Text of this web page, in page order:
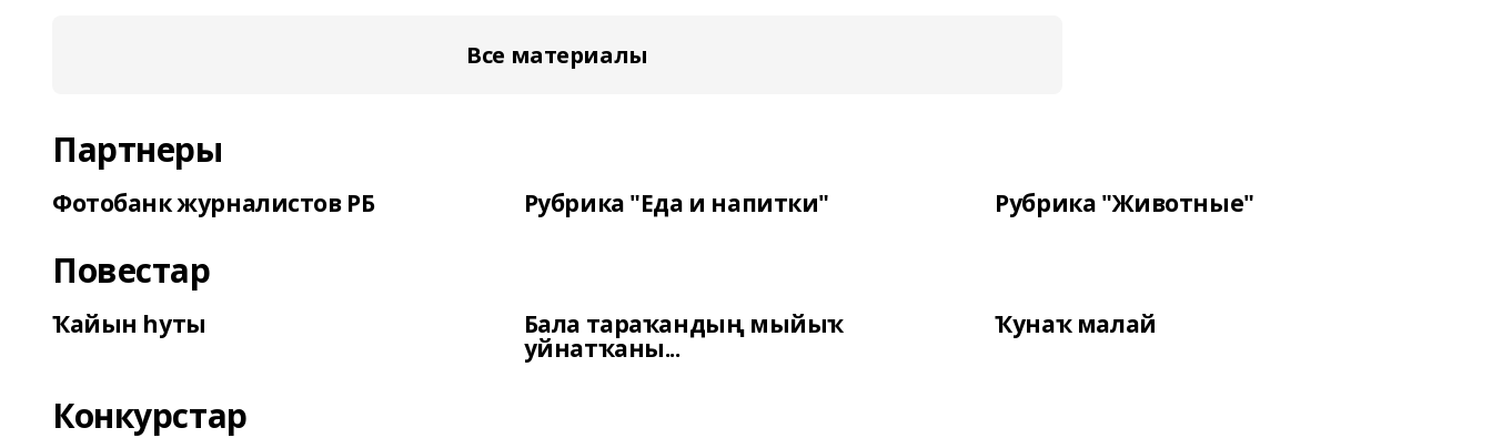
Все материалы
Партнеры
Фотобанк журналистов РБ Рубрика "Еда и напитки" Рубрика "Животные"
Повестар
Ҡайын һуты Бала тараҡандың мыйыҡ
уйнатҡаны...
Ҡунаҡ малай
Конкурстар